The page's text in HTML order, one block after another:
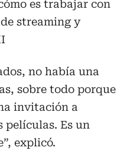
es trabajar con
streaming y
no había una
sobre todo porque
invitación a
películas. Es un
explicó.